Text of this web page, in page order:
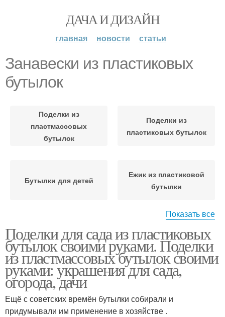
ДАЧА И ДИЗАЙН
главная новости статьи
Занавески из пластиковых
бутылок
Поделки из
пластмассовых
бутылок
Поделки из
пластиковых бутылок
Бутылки для детей
Ежик из пластиковой
бутылки
Бутылки в школу
пластиковой бутылки
Бутылки для школы
бутылок
Показать все
Поделки для сада из пластиковых
бутылок своими руками. Поделки
из пластмассовых бутылок своими
руками: украшения для сада,
огорода, дачи
Ещё с советских времён бутылки собирали и
придумывали им применение в хозяйстве .